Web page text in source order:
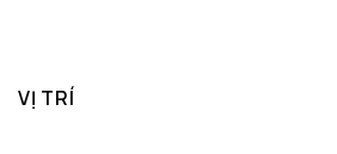
VỊ TRÍ